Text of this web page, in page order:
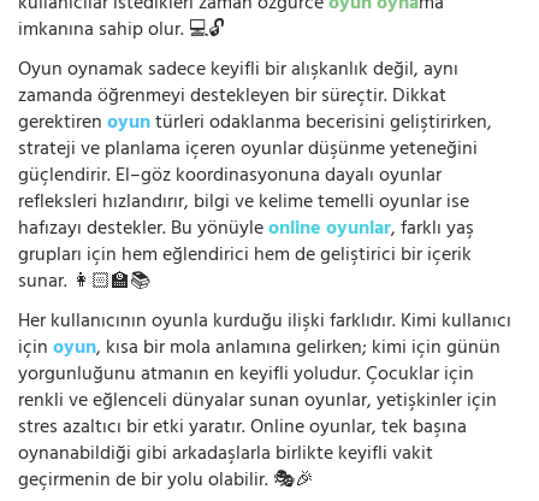
imkanına sahip olur. 💻🔓
Oyun oynamak sadece keyifli bir alışkanlık değil, aynı
zamanda öğrenmeyi destekleyen bir süreçtir. Dikkat
gerektirenoyuntürleri odaklanma becerisini geliştirirken,
strateji ve planlama içeren oyunlar düşünme yeteneğini
güçlendirir. El–göz koordinasyonuna dayalı oyunlar
refleksleri hızlandırır, bilgi ve kelime temelli oyunlar ise
hafızayı destekler. Bu yönüyleonline oyunlar, farklı yaş
grupları için hem eğlendirici hem de geliştirici bir içerik
sunar. 👩🏻‍🏫📚
Her kullanıcının oyunla kurduğu ilişki farklıdır. Kimi kullanıcı
içinoyun, kısa bir mola anlamına gelirken; kimi için günün
yorgunluğunu atmanın en keyifli yoludur. Çocuklar için
renkli ve eğlenceli dünyalar sunan oyunlar, yetişkinler için
stres azaltıcı bir etki yaratır. Online oyunlar, tek başına
oynanabildiği gibi arkadaşlarla birlikte keyifli vakit
geçirmenin de bir yolu olabilir. 🎭🎉